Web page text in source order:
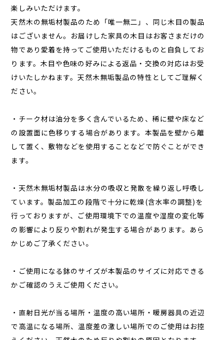
楽しみいただけます。
天然木の無垢材製品のため「唯一無二」、同じ木目の製品
はございません。お届けした家具の木目はお客さまだけの
物であり愛着を持ってご使用いただけるものと自負してお
ります。木目や色味の好みによる返品・交換の対応はお受
けいたしかねます。天然木無垢製品の特性としてご理解く
ださい。
・チーク材は油分を多く含んでいるため、稀に壁や床など
の設置面に色移りする場合があります。本製品を壁から離
して置く、敷物などを使用することなどで防ぐことができ
ます。
・天然木無垢材製品は水分の吸収と発散を繰り返し呼吸し
ています。製品加工の段階で十分に乾燥(含水率の調整)を
行っておりますが、ご使用環境下での温度や湿度の変化等
の影響により反りや割れが発生する場合があります。あら
かじめご了承ください。
・ご使用になる鉢のサイズが本製品のサイズに対応できる
かご確認のうえご使用ください。
・直射日光が当る場所・温度の高い場所・暖房器具の近辺
で高温になる場所、温度差の激しい場所でのご使用はお控